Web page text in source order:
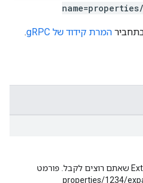
המרת קידוד של gRPC .
חובה. השם של ExtendedDataSet שאתם רוצים לקבל. פורמט